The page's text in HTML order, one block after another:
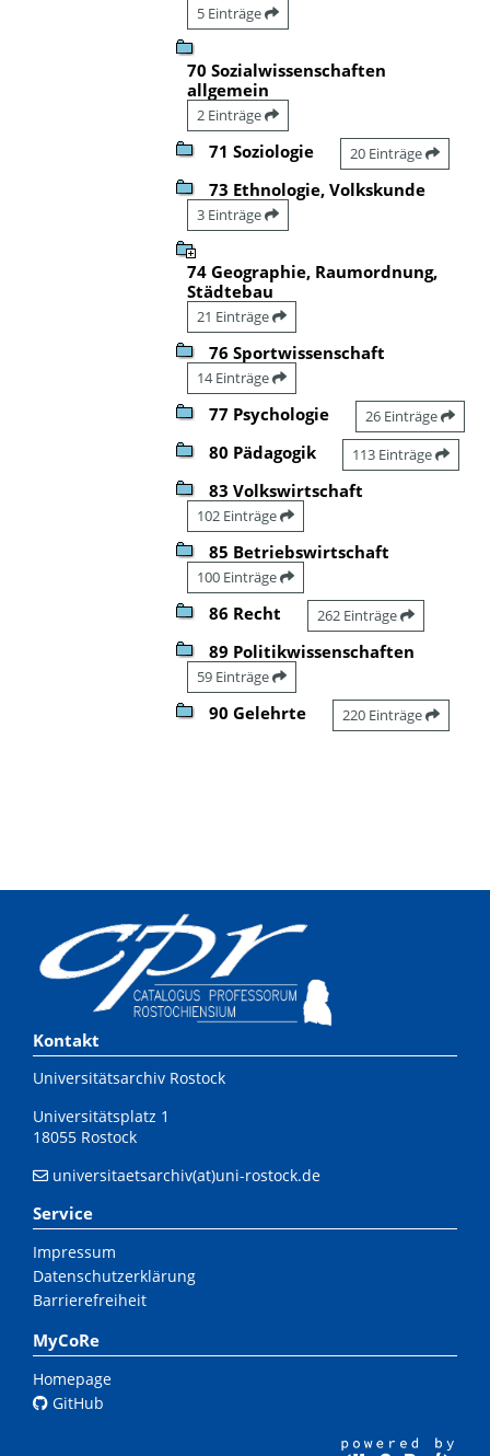
5 Einträge
70 Sozialwissenschaften
allgemein
2 Einträge
71 Soziologie 20 Einträge
73 Ethnologie, Volkskunde
3 Einträge
74 Geographie, Raumordnung,
Städtebau
21 Einträge
76 Sportwissenschaft
14 Einträge
77 Psychologie 26 Einträge
80 Pädagogik 113 Einträge
83 Volkswirtschaft
102 Einträge
85 Betriebswirtschaft
100 Einträge
86 Recht 262 Einträge
89 Politikwissenschaften
59 Einträge
90 Gelehrte 220 Einträge
Kontakt
Universitätsarchiv Rostock
Universitätsplatz 1
18055 Rostock
universitaetsarchiv(at)uni-rostock.de
Service
Impressum
Datenschutzerklärung
Barrierefreiheit
MyCoRe
Homepage
GitHub